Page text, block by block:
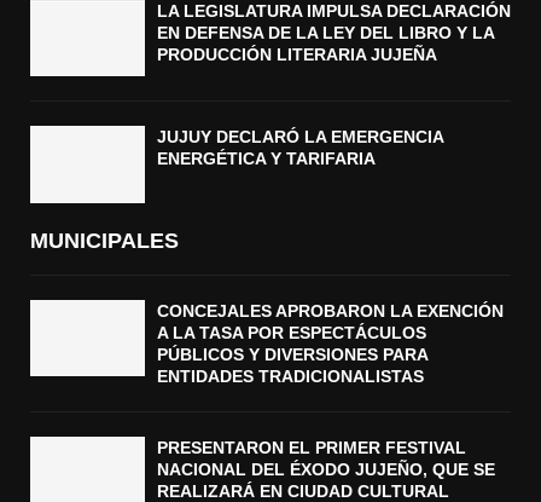
LA LEGISLATURA IMPULSA DECLARACIÓN
EN DEFENSA DE LA LEY DEL LIBRO Y LA
PRODUCCIÓN LITERARIA JUJEÑA
JUJUY DECLARÓ LA EMERGENCIA
ENERGÉTICA Y TARIFARIA
MUNICIPALES
CONCEJALES APROBARON LA EXENCIÓN
A LA TASA POR ESPECTÁCULOS
PÚBLICOS Y DIVERSIONES PARA
ENTIDADES TRADICIONALISTAS
PRESENTARON EL PRIMER FESTIVAL
NACIONAL DEL ÉXODO JUJEÑO, QUE SE
REALIZARÁ EN CIUDAD CULTURAL